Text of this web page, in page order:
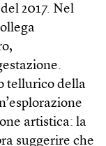
2017. Nel
tellurico della
artistica: la
suggerire che